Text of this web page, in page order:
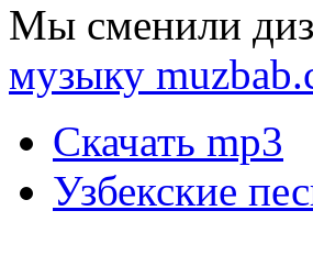
Мы сменили
музыку
Скачать mp3
Узбекские